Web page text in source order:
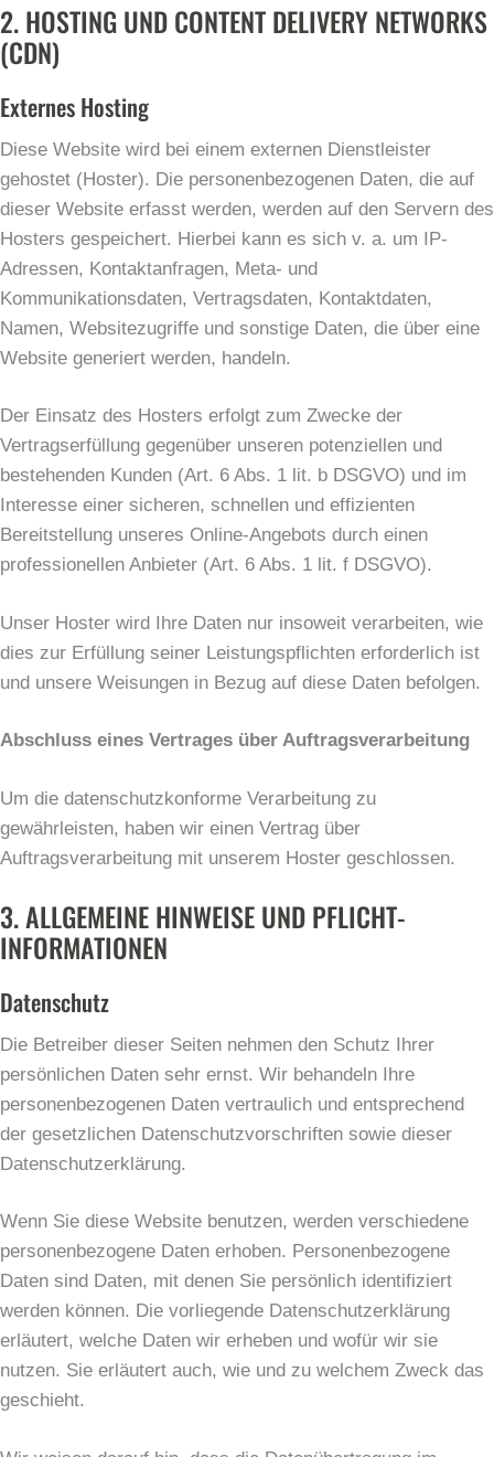
2. HOSTING UND CONTENT DELIVERY NETWORKS
(CDN)
Externes Hosting
Diese Website wird bei einem externen Dienstleister
gehostet (Hoster). Die personenbezogenen Daten, die auf
dieser Website erfasst werden, werden auf den Servern des
Hosters gespeichert. Hierbei kann es sich v. a. um IP-
Adressen, Kontaktanfragen, Meta- und
Kommunikationsdaten, Vertragsdaten, Kontaktdaten,
Namen, Websitezugriffe und sonstige Daten, die über eine
Website generiert werden, handeln.
Der Einsatz des Hosters erfolgt zum Zwecke der
Vertragserfüllung gegenüber unseren potenziellen und
bestehenden Kunden (Art. 6 Abs. 1 lit. b DSGVO) und im
Interesse einer sicheren, schnellen und effizienten
Bereitstellung unseres Online-Angebots durch einen
professionellen Anbieter (Art. 6 Abs. 1 lit. f DSGVO).
Unser Hoster wird Ihre Daten nur insoweit verarbeiten, wie
dies zur Erfüllung seiner Leistungspflichten erforderlich ist
und unsere Weisungen in Bezug auf diese Daten befolgen.
Abschluss eines Vertrages über Auftragsverarbeitung
Um die datenschutzkonforme Verarbeitung zu
gewährleisten, haben wir einen Vertrag über
Auftragsverarbeitung mit unserem Hoster geschlossen.
3. ALLGEMEINE HINWEISE UND PFLICHT­
INFORMATIONEN
Datenschutz
Die Betreiber dieser Seiten nehmen den Schutz Ihrer
persönlichen Daten sehr ernst. Wir behandeln Ihre
personenbezogenen Daten vertraulich und entsprechend
der gesetzlichen Datenschutzvorschriften sowie dieser
Datenschutzerklärung.
Wenn Sie diese Website benutzen, werden verschiedene
personenbezogene Daten erhoben. Personenbezogene
Daten sind Daten, mit denen Sie persönlich identifiziert
werden können. Die vorliegende Datenschutzerklärung
erläutert, welche Daten wir erheben und wofür wir sie
nutzen. Sie erläutert auch, wie und zu welchem Zweck das
geschieht.